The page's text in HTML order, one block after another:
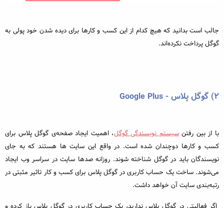
جالب است بدانید که هیچ کدام از این کسب و کارها برای دیده شدن خود پولی به
گوگل پرداخت نکرده‌اند.
۲) گوگل پلاس - Google Plus
با از بین رفتنسیستم نویسندگی گوگل، اهمیت ایجاد صفحه‌ی گوگل پلاس برای
کسب و کارها دوچندان شده است. در واقع این سایت ها هستند که به جای
نویسندگان باید در گوگل شناخته شوند. روزانه صدها سایت در سراسر وب ایجاد
می‌شوند. ساخت یک حساب کاربری در گوگل پلاس برای کسب و کار تاثیر مثبتی در
رتبه‌بندی سایت آن خواهد داشت.